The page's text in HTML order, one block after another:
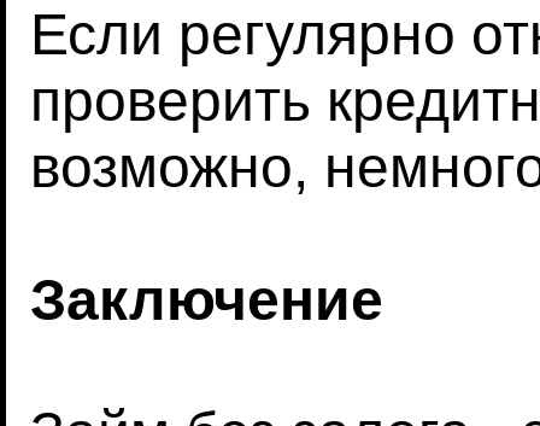
Если регулярно
проверить
возможно,
Заключение